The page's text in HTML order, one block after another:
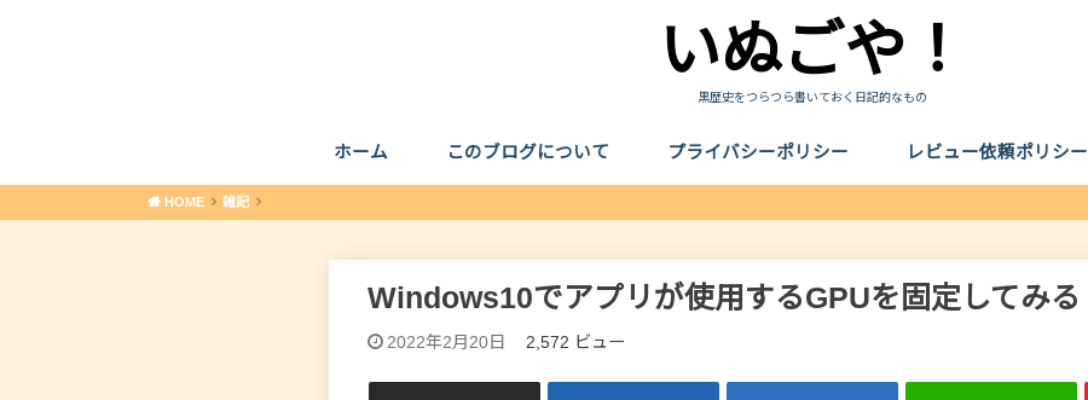
いぬごや！
黒歴史をつらつら書いておく日記的なもの
ホーム このブログについて プライバシーポリシー レビュー依頼ポリシー
HOME 雑記
Windows10でアプリが使用するGPUを固定してみる
2022年2月20日 2,572 ビュー